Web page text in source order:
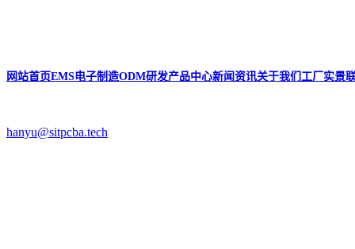
网站首页EMS电子制造ODM研发产品中心新闻资讯关于我们 工厂实景
hanyu@sitpcba.tech